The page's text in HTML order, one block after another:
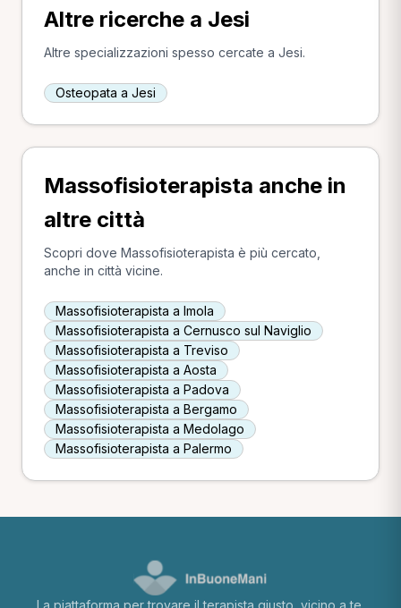
Altre ricerche a Jesi
Altre specializzazioni spesso cercate a Jesi.
Osteopata a Jesi
Massofisioterapista anche in
altre città
Scopri dove Massofisioterapista è più cercato,
anche in città vicine.
Massofisioterapista a Imola
Massofisioterapista a Cernusco sul Naviglio
Massofisioterapista a Treviso
Massofisioterapista a Aosta
Massofisioterapista a Padova
Massofisioterapista a Bergamo
Massofisioterapista a Medolago
Massofisioterapista a Palermo
La piattaforma per trovare il terapista giusto, vicino a te.